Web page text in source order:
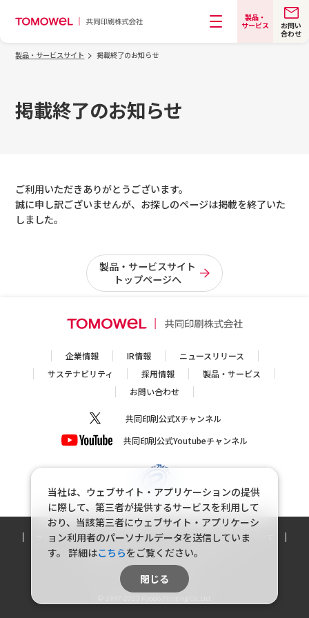
製品・
サービス
お問い
合わせ
製品・サービスサイト 掲載終了のお知らせ
掲載終了のお知らせ
ご利用いただきありがとうございます。
誠に申し訳ございませんが、お探しのページは掲載を終了いた
しました。
製品・サービスサイト
トップページへ
企業情報 IR情報
ニュースリリース
サステナビリティ
採用情報
製品・サービス
お問い合わせ
共同印刷公式Xチャンネル
共同印刷公式Youtubeチャンネル
サイトマップ 個人情報保護方針
個人情報の取り扱いについて
利用規約
ソーシャルメディアポリシー
パーソナルデータの外部送信について
当社は、ウェブサイト・アプリケーションの提供
に際して、第三者が提供するサービスを利用して
おり、当該第三者にウェブサイト・アプリケーシ
ョン利用者のパーソナルデータを送信していま
す。 詳細はこちらをご覧ください。
閉じる